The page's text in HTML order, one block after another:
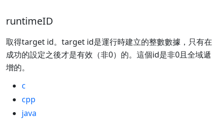
runtimeID
取得target id。target id是運行時建立的整數數據，只有在
成功的設定之後才是有效（非0）的。這個id是非0且全域遞
增的。
c
cpp
java